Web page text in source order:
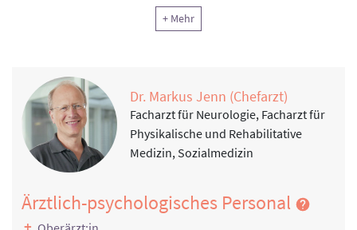
Herz-, Kreislauftraining, Gefäßtraining, HWS- und
Krankengymnastik, Krankengymnastik an Geräten,
Manuelle Therapie, Krankengymnastik auf
neurophysiologischer Grundlage, Skoliosebehandlung,
Extensionstherapie (Schlingentisch), Gangschule,
Prothesen-Gebrauchstraining
Information, Motivation, Schulung
Schlaganfall, Kognitives Training, Schmerzbewältigung,
Stressbewältigung, Stärkung der Resilienz,
+ Mehr
Dr. Markus Jenn (Chefarzt)
Facharzt für Neurologie, Facharzt für
Physikalische und Rehabilitative
Medizin, Sozialmedizin
Ärztlich-psychologisches Personal